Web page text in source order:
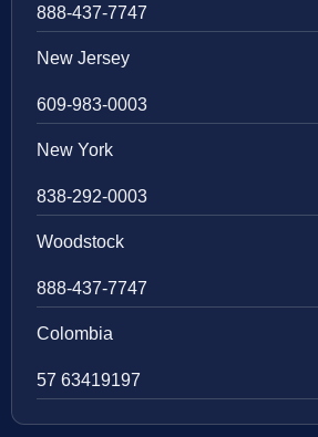
888-437-7747
New Jersey
609-983-0003
New York
838-292-0003
Woodstock
888-437-7747
Colombia
57 63419197